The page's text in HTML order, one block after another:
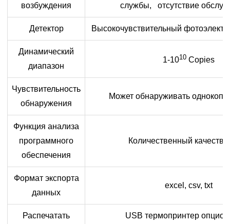
возбуждения
службы, отсутствие
Детектор Высокочувствительный
Динамический
диапазон
1-1010Copies
Чувствительность
обнаружения
Может обнаруживать
Функция анализа
программного
обеспечения
Количественный
Формат экспорта
данных
excel, csv, txt
Распечатать USB термопринтер